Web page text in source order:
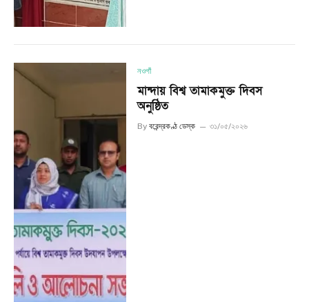
নওগাঁ
মান্দায় বিশ্ব তামাকমুক্ত দিবস
অনুষ্ঠিত
By বরেন্দ্রকণ্ঠ ডেস্ক ৩১/০৫/২০২৬